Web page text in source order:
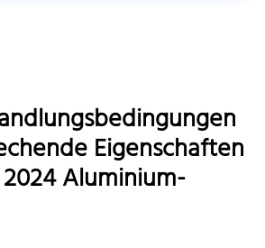
Eigenschaften
Aluminium-